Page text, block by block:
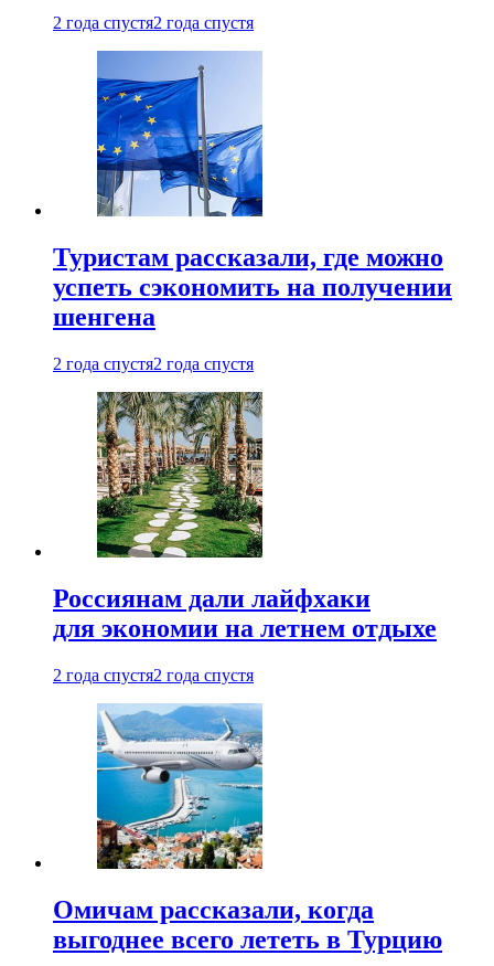
2 года спустя2 года спустя
Туристам рассказали, где можно
успеть сэкономить на получении
шенгена
2 года спустя2 года спустя
Россиянам дали лайфхаки
для экономии на летнем отдыхе
2 года спустя2 года спустя
Омичам рассказали, когда
выгоднее всего лететь в Турцию